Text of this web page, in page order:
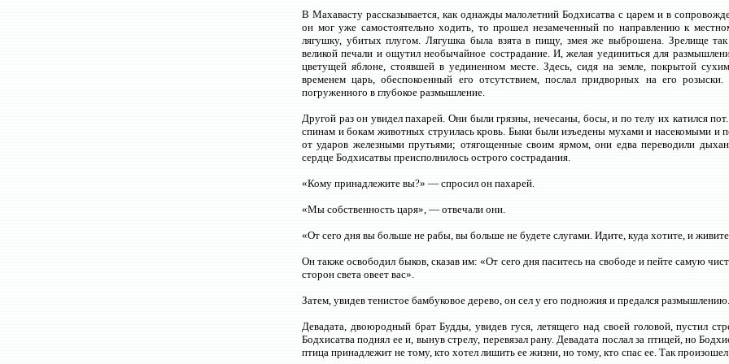
В Махавасту рассказывается, как однажды малолетний Бодхисатва с царем и в
он мог уже самостоятельно ходить, то прошел незамеченный по направлению к
лягушку, убитых плугом. Лягушка была взята в пищу, змея же выброшена. Зрелище так
великой печали и ощутил необычайное сострадание. И, желая уединиться для
цветущей яблоне, стоявшей в уединенном месте. Здесь, сидя на земле, покрытой
временем царь, обеспокоенный его отсутствием, послал придворных на его
погруженного в глубокое размышление.
Другой раз он увидел пахарей. Они были грязны, нечесаны, босы, и по телу их катился
спинам и бокам животных струилась кровь. Быки были изъедены мухами и насекомыми
от ударов железными прутьями; отягощенные своим ярмом, они едва переводили
сердце Бодхисатвы преисполнилось острого сострадания.
«Кому принадлежите вы?» — спросил он пахарей.
«Мы собственность царя», — отвечали они.
«От сего дня вы больше не рабы, вы больше не будете слугами. Идите, куда хотите, и
Он также освободил быков, сказав им: «От сего дня паситесь на свободе и пейте самую
сторон света овеет вас».
Затем, увидев тенистое бамбуковое дерево, он сел у его подножия и предался размышлению.
Девадата, двоюродный брат Будды, увидев гуся, летящего над своей головой, пустил
Бодхисатва поднял ее и, вынув стрелу, перевязал рану. Девадата послал за птицей, но
птица принадлежит не тому, кто хотел лишить ее жизни, но тому, кто спас ее. Так